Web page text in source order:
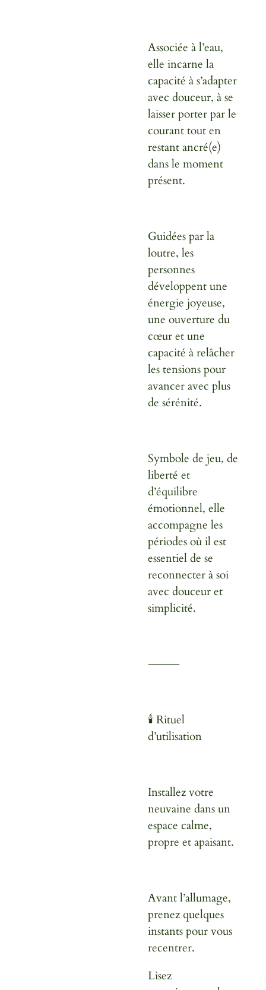
Associée à l’eau,
elle incarne la
capacité às’adapter
avec douceur, à se
laisser porter par le
courant tout en
restant ancré(e)
dans le moment
présent.
Guidées par la
loutre, les
personnes
développent une
énergie joyeuse,
une ouverture du
cœur et une
capacité à relâcher
les tensions pour
avancer avec plus
de sérénité.
Symbole de jeu, de
liberté et
d’équilibre
émotionnel, elle
accompagne les
périodes où il est
essentiel de se
reconnecter à soi
avec douceur et
simplicité.
⸻
🕯️ Rituel
d’utilisation
Installez votre
neuvaine dans un
espace calme,
propre et apaisant.
Avant l’allumage,
prenez quelques
instants pour vous
recentrer.
Lisez